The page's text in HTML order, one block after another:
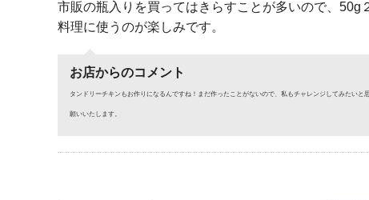
市販の瓶入りを買ってはきらすことが多いので、50g
料理に使うのが楽しみです。
お店からのコメント
タンドリーチキンもお作りになるんですね！まだ作ったことがないので、私もチャレンジしてみたい
願いいたします。